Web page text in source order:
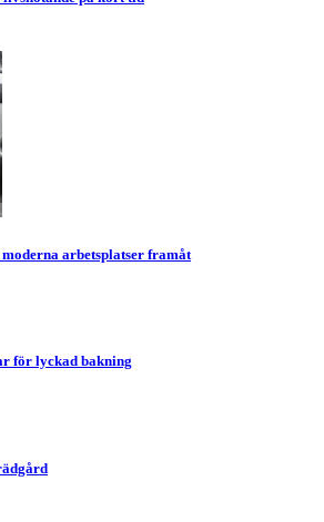
arbetsplatser framåt
för lyckad bakning